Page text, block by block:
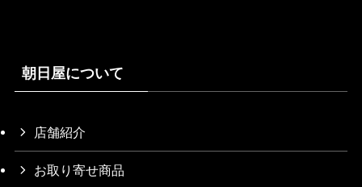
朝日屋について
店舗紹介
お取り寄せ商品